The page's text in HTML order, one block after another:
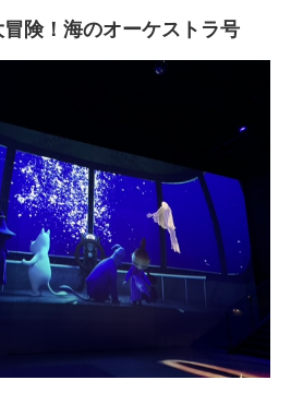
険！海のオーケストラ号